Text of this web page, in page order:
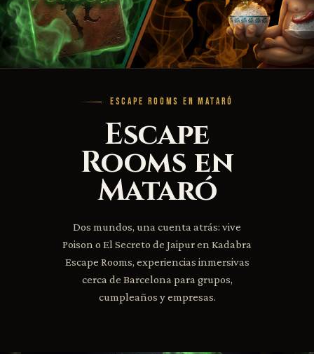
ESCAPE ROOMS EN MATARÓ
Escape
Rooms en
Mataró
Dos mundos, una cuenta atrás: vive
Poison o El Secreto de Jaipur en Kadabra
Escape Rooms, experiencias inmersivas
cerca de Barcelona para grupos,
cumpleaños y empresas.